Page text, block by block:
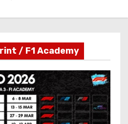
/ F1 Academy